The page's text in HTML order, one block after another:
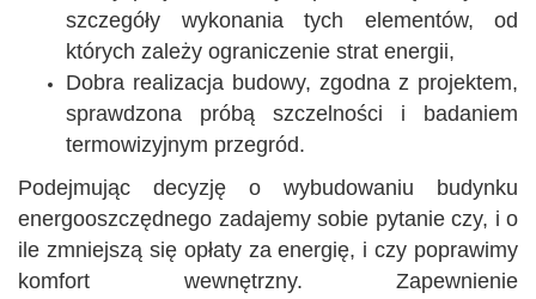
szczegóły wykonania tych elementów, od
których zależy ograniczenie strat energii,
Dobra realizacja budowy, zgodna z projektem,
sprawdzona próbą szczelności i badaniem
termowizyjnym przegród.
Podejmując decyzję o wybudowaniu budynku
energooszczędnego zadajemy sobie pytanie czy, i o
ile zmniejszą się opłaty za energię, i czy poprawimy
komfort wewnętrzny. Zapewnienie